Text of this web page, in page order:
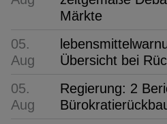
Märkte
05.
Aug
Übersicht bei
05.
Aug
Regierung: 2